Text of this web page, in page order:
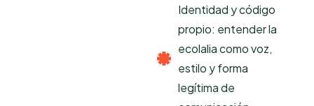
Identidad y código
propio: entender la
ecolalia como voz,
estilo y forma
legítima de